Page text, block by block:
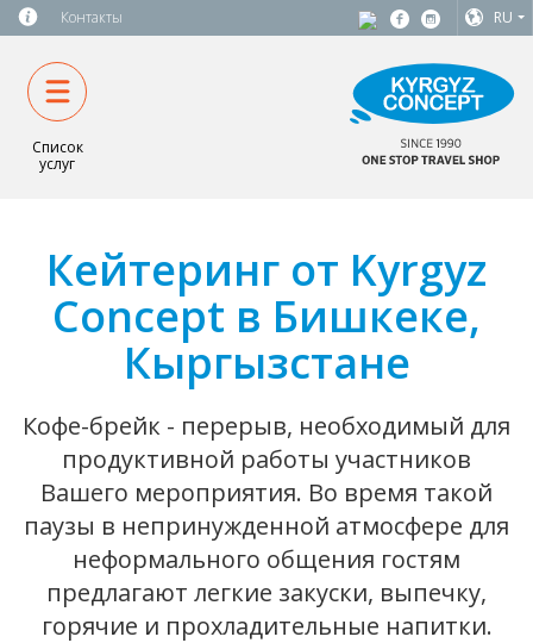
Контакты RU
Список
услуг
Кейтеринг от Kyrgyz
Concept в Бишкеке,
Кыргызстане
Кофе-брейк - перерыв, необходимый для
продуктивной работы участников
Вашего мероприятия. Во время такой
паузы в непринужденной атмосфере для
неформального общения гостям
предлагают легкие закуски, выпечку,
горячие и прохладительные напитки.